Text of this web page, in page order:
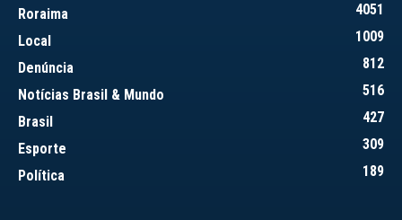
Roraima
4051
Local
1009
Denúncia
812
Notícias Brasil & Mundo
516
Brasil
427
Esporte
309
Política
189